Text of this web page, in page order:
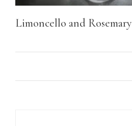
Limoncello and